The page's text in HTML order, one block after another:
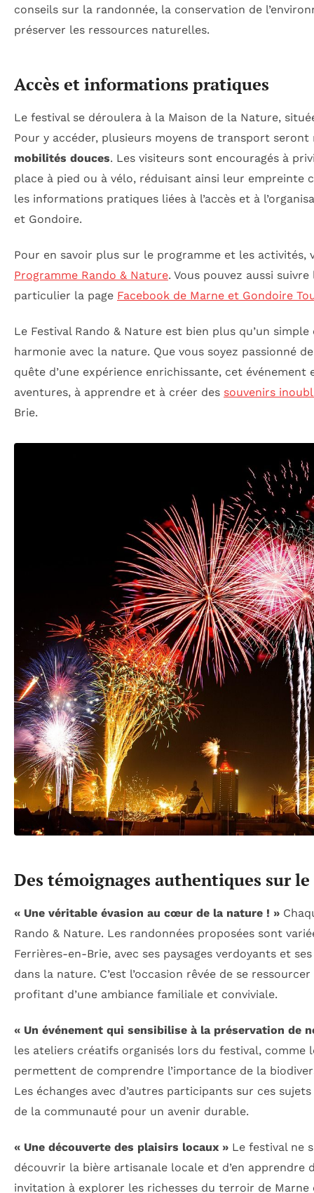
conseils sur la randonnée, la conservation de
préserver les ressources naturelles.
Accès et informations pratiques
Le festival se déroulera à la Maison de la Nature,
Pour y accéder, plusieurs moyens de transport
mobilités douces. Les visiteurs sont encouragés à
place à pied ou à vélo, réduisant ainsi leur empreinte
les informations pratiques liées à l’accès et à
et Gondoire.
Pour en savoir plus sur le programme et les activités,
Programme Rando & Nature. Vous pouvez aussi
particulier la page Facebook de Marne et Gondoire
Le Festival Rando & Nature est bien plus qu’un
harmonie avec la nature. Que vous soyez passionné
quête d’une expérience enrichissante, cet
aventures, à apprendre et à créer des souvenirs
Brie.
Des témoignages authentiques sur
« Une véritable évasion au cœur de la nature ! »
Rando & Nature. Les randonnées proposées sont
Ferrières-en-Brie, avec ses paysages verdoyants et
dans la nature. C’est l’occasion rêvée de se
profitant d’une ambiance familiale et conviviale.
« Un événement qui sensibilise à la préservation de
les ateliers créatifs organisés lors du festival,
permettent de comprendre l’importance de la
Les échanges avec d’autres participants sur ces
de la communauté pour un avenir durable.
« Une découverte des plaisirs locaux » Le festival ne
découvrir la bière artisanale locale et d’en apprendre
invitation à explorer les richesses du terroir de